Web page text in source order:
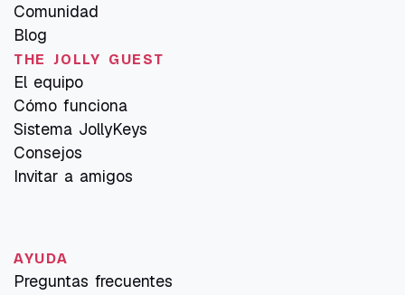
Comunidad
Blog
THE JOLLY GUEST
El equipo
Cómo funciona
Sistema JollyKeys
Consejos
Invitar a amigos
AYUDA
Preguntas frecuentes